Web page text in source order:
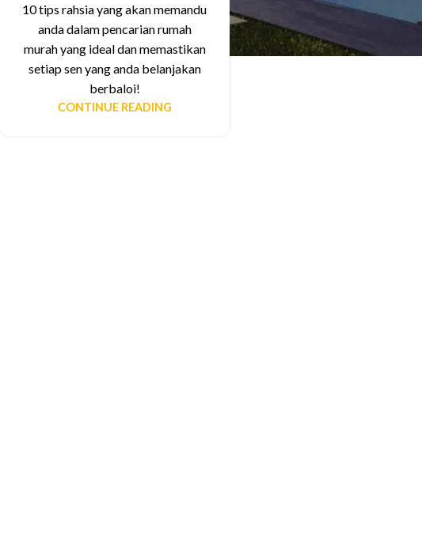
10 tips rahsia yang akan memandu
anda dalam pencarian rumah
murah yang ideal dan memastikan
setiap sen yang anda belanjakan
berbaloi!
CONTINUE READING